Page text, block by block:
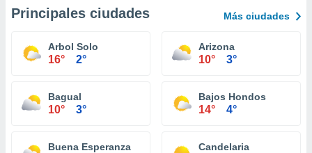
Principales ciudades Más ciudades
Arbol Solo
16° 2°
Arizona
10° 3°
Bagual
10° 3°
Bajos Hondos
14° 4°
Buena Esperanza Candelaria